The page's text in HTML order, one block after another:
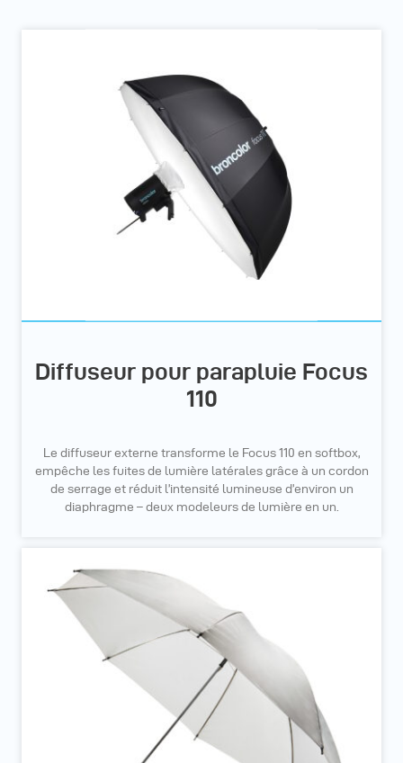
Diffuseur pour parapluie Focus
110
Le diffuseur externe transforme le Focus 110 en softbox,
empêche les fuites de lumière latérales grâce à un cordon
de serrage et réduit l’intensité lumineuse d’environ un
diaphragme – deux modeleurs de lumière en un.